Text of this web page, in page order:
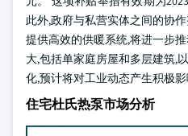
此外,政府与私营实体之间的协
提供高效的供暖系统,将进一步
大,包括单家庭房屋和多层建筑,
化,预计将对工业动态产生积极影
住宅杜氏热泵市场分析